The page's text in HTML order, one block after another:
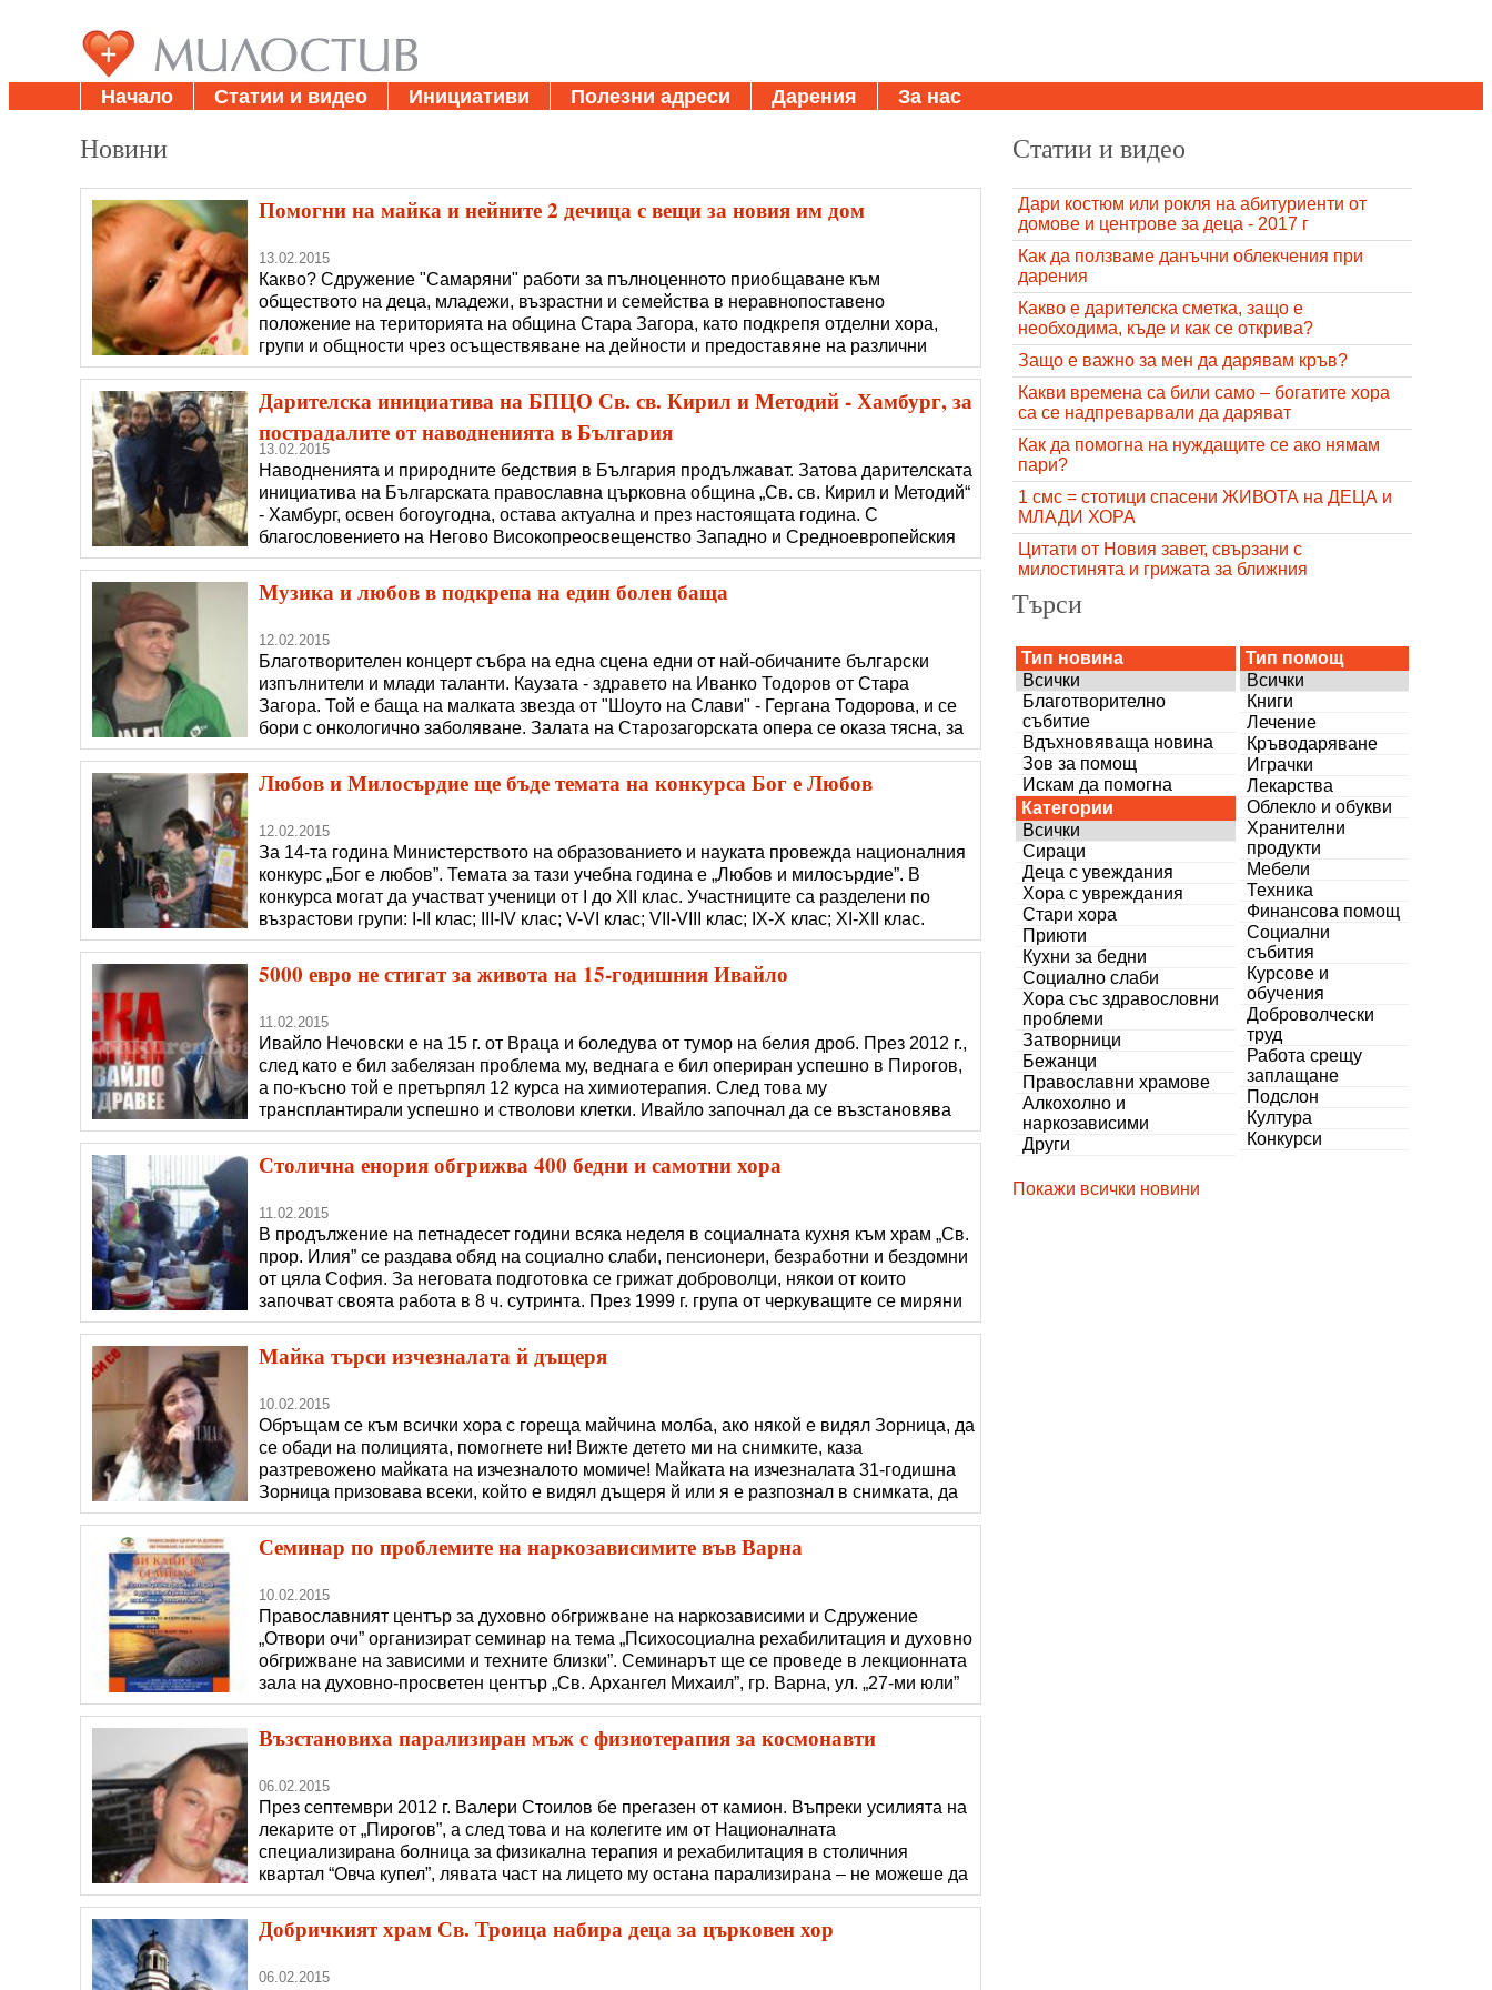
Начало Статии и видео Инициативи Полезни адреси Дарения За нас
Новини
Помогни на майка и нейните 2 дечица с вещи за новия им дом
13.02.2015
Какво? Сдружение "Самаряни" работи за пълноценното приобщаване към
обществото на деца, младежи, възрастни и семейства в неравнопоставено
положение на територията на община Стара Загора, като подкрепя отделни хора,
групи и общности чрез осъществяване на дейности и предоставяне на различни
услуги. В момента Сдружението прави всичко възможно, за да помогне на една майка
на 37 г. и дъщеря във втори клас и син на няколко месеца, които
Дарителска инициатива на БПЦО Св. св. Кирил и Методий - Хамбург, за
пострадалите от наводненията в България
13.02.2015
Наводненията и природните бедствия в България продължават. Затова дарителската
инициатива на Българската православна църковна община „Св. св. Кирил и Методий“
- Хамбург, освен богоугодна, остава актуална и през настоящата година. С
благословението на Негово Високопреосвещенство Западно и Средноевропейския
митрополит Антоний БПЦО "Св. св. Кирил и Методий" продължава със събиране на
електроуреди, домакински прибори, кухненско обз
Музика и любов в подкрепа на един болен баща
12.02.2015
Благотворителен концерт събра на една сцена едни от най-обичаните български
изпълнители и млади таланти. Каузата - здравето на Иванко Тодоров от Стара
Загора. Той е баща на малката звезда от "Шоуто на Слави" - Гергана Тодорова, и се
бори с онкологично заболяване. Залата на Старозагорската опера се оказа тясна, за
да побере желаещите да дадат Надежда за Ванко. Над 1000 ръчно изработени
хартиени жерава, изработени от деца и възрастни в ця
Любов и Милосърдие ще бъде темата на конкурса Бог е Любов
12.02.2015
За 14-та година Министерството на образованието и науката провежда националния
конкурс „Бог е любов”. Темата за тази учебна година е „Любов и милосърдие”. В
конкурса могат да участват ученици от І до ХІІ клас. Участниците са разделени по
възрастови групи: І-ІІ клас; ІІІ-ІV клас; V-VІ клас; VІІ-VІІІ клас; ІХ-Х клас; ХІ-ХІІ клас.
Конкурсните творби и произведения са разделени по следните направления: • проза
(разказ или есе); • поезия; • ри�
5000 евро не стигат за живота на 15-годишния Ивайло
11.02.2015
Ивайло Нечовски е на 15 г. от Враца и боледува от тумор на белия дроб. През 2012 г.,
след като е бил забелязан проблема му, веднага е бил опериран успешно в Пирогов,
а по-късно той е претърпял 12 курса на химиотерапия. След това му
трансплантирали успешно и стволови клетки. Ивайло започнал да се възстановява
бързо. Всичко било добре до 16 януари тази година, когато след профилактичен
преглед му бил открит рецидив на тумора. Родителите на И�
Столична енория обгрижва 400 бедни и самотни хора
11.02.2015
В продължение на петнадесет години всяка неделя в социалната кухня към храм „Св.
прор. Илия” се раздава обяд на социално слаби, пенсионери, безработни и бездомни
от цяла София. За неговата подготовка се грижат доброволци, някои от които
започват своята работа в 8 ч. сутринта. През 1999 г. група от черкуващите се миряни
към храма решават, че след св. Литургия освен да ходят на кафе, могат да правят
нещо по-полезно. Така ентусиастите започв�
Майка търси изчезналата й дъщеря
10.02.2015
Обръщам се към всички хора с гореща майчина молба, ако някой е видял Зорница, да
се обади на полицията, помогнете ни! Вижте детето ми на снимките, каза
разтревожено майката на изчезналото момиче! Майката на изчезналата 31-годишна
Зорница призовава всеки, който е видял дъщеря й или я е разпознал в снимката, да
се обади в полицията! Зорница е изчезнала в близост до река Луда Мара в Петрич на
1 февруари, когато излязла да търси кучето си. "В д�
Семинар по проблемите на наркозависимите във Варна
10.02.2015
Православният център за духовно обгрижване на наркозависими и Сдружение
„Отвори очи” организират семинар на тема „Психосоциална рехабилитация и духовно
обгрижване на зависими и техните близки”. Семинарът ще се проведе в лекционната
зала на духовно-просветен център „Св. Архангел Михаил”, гр. Варна, ул. „27-ми юли”
№ 9, на 23, 24 и 25 февруари и на 23, 24 и 25 март 2015 г. Водещи на събитието ще
бъдат експерти от Националния център по нарком
Възстановиха парализиран мъж с физиотерапия за космонавти
06.02.2015
През септември 2012 г. Валери Стоилов бе прегазен от камион. Въпреки усилията на
лекарите от „Пирогов”, а след това и на колегите им от Националната
специализирана болница за физикална терапия и рехабилитация в столичния
квартал “Овча купел”, лявата част на лицето му остана парализирана – не можеше да
си затваря окото и да говори нормално. Младият мъж се хранеше само с течни храни,
тъй като не можеше да преглъща заради прекъснатия лиц
Добричкият храм Св. Троица набира деца за църковен хор
06.02.2015
Статии и видео
Дари костюм или рокля на абитуриенти от
домове и центрове за деца - 2017 г
Как да ползваме данъчни облекчения при
дарения
Какво е дарителска сметка, защо е
необходима, къде и как се открива?
Защо е важно за мен да дарявам кръв?
Какви времена са били само – богатите хора
са се надпреварвали да даряват
Как да помогна на нуждащите се ако нямам
пари?
1 смс = стотици спасени ЖИВОТА на ДЕЦА и
МЛАДИ ХОРА
Цитати от Новия завет, свързани с
милостинята и грижата за ближния
Търси
Тип новина
Всички
Благотворително
събитие
Вдъхновяваща новина
Зов за помощ
Искам да помогна
Категории
Всички
Сираци
Деца с увеждания
Хора с увреждания
Стари хора
Приюти
Кухни за бедни
Социално слаби
Хора със здравословни
проблеми
Затворници
Бежанци
Православни храмове
Алкохолно и
наркозависими
Други
Тип помощ
Всички
Книги
Лечение
Кръводаряване
Играчки
Лекарства
Облекло и обукви
Хранителни
продукти
Мебели
Техника
Финансова помощ
Социални
събития
Курсове и
обучения
Доброволчески
труд
Работа срещу
заплащане
Подслон
Култура
Конкурси
Покажи всички новини